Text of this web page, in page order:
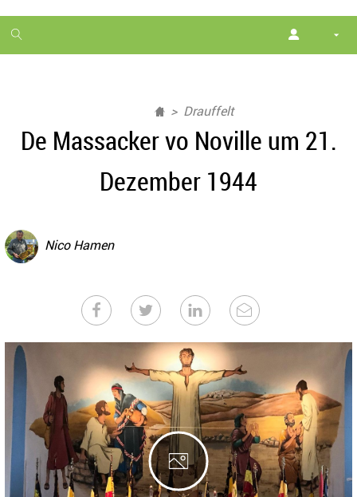
1
month
Drauffelt
De Massacker vo Noville um 21.
Dezember 1944
Nico Hamen